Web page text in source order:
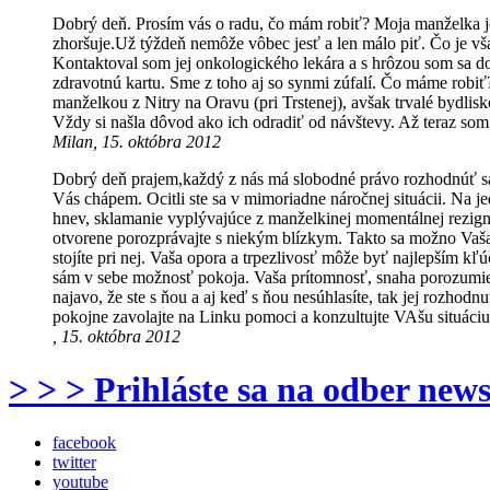
Dobrý deň. Prosím vás o radu, čo mám robiť? Moja manželka
zhoršuje.Už týždeň nemôže vôbec jesť a len málo piť. Čo je
Kontaktoval som jej onkologického lekára a s hrôzou som sa
zdravotnú kartu. Sme z toho aj so synmi zúfalí. Čo máme
manželkou z Nitry na Oravu (pri Trstenej), avšak trvalé
Vždy si našla dôvod ako ich odradiť od návštevy. Až teraz
Milan, 15. októbra 2012
Dobrý deň prajem,každý z nás má slobodné právo rozhodnúť
Vás chápem. Ocitli ste sa v mimoriadne náročnej situácii. Na
hnev, sklamanie vyplývajúce z manželkinej momentálnej
otvorene porozprávajte s niekým blízkym. Takto sa možno
stojíte pri nej. Vaša opora a trpezlivosť môže byť najlepším
sám v sebe možnosť pokoja. Vaša prítomnosť, snaha
najavo, že ste s ňou a aj keď s ňou nesúhlasíte, tak jej
pokojne zavolajte na Linku pomoci a konzultujte VAšu
, 15. októbra 2012
> > > Prihláste sa na odber
facebook
twitter
youtube